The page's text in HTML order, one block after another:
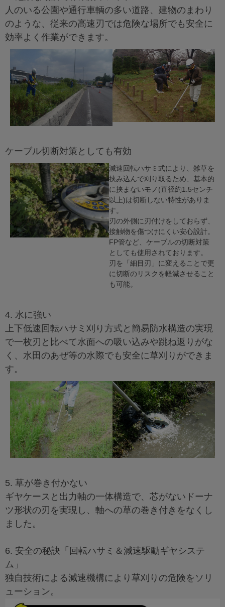
人のいる公園や通行車輌の多い道路、建物のまわり
のような、従来の高速刃では危険な場所でも安全に
効率よく作業ができます。
ケーブル切断対策としても有効
減速回転ハサミ式により、雑草を
挟み込んで刈り取るため、基本的
に挟まないモノ(直径約1.5センチ
以上)は切断しない特性がありま
す。
刃の外側に刃付けをしておらず、
接触物を傷つけにくい安心設計。
FP管など、ケーブルの切断対策
としても使用されております。
刃を「細目刃」に変えることで更
に切断のリスクを軽減させること
も可能。
4. 水に強い
上下低速回転ハサミ刈り方式と簡易防水構造の実現
で一枚刃と比べて水面への吸い込みや跳ね返りがな
く、水田のあぜ等の水際でも安全に草刈りができま
す。
5. 草が巻き付かない
ギヤケースと出力軸の一体構造で、芯がないドーナ
ツ形状の刃を実現し、軸への草の巻き付きをなくし
ました。
6. 安全の秘訣「回転ハサミ＆減速駆動ギヤシステ
ム」
独自技術による減速機構により草刈りの危険をソリ
ューション。